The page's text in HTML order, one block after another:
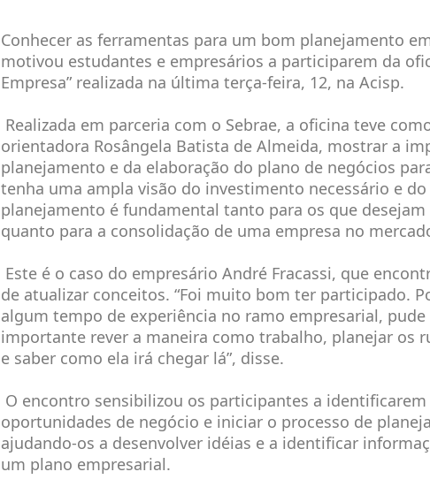
Conhecer as ferramentas para um bom planejamento
motivou estudantes e empresários a participarem da
Empresa” realizada na última terça-feira, 12, na Acisp.
Realizada em parceria com o Sebrae, a oficina teve
orientadora Rosângela Batista de Almeida, mostrar a
planejamento e da elaboração do plano de negócios
tenha uma ampla visão do investimento necessário e do
planejamento é fundamental tanto para os que
quanto para a consolidação de uma empresa no
Este é o caso do empresário André Fracassi, que
de atualizar conceitos. “Foi muito bom ter participado.
algum tempo de experiência no ramo empresarial,
importante rever a maneira como trabalho, planejar os
e saber como ela irá chegar lá”, disse.
O encontro sensibilizou os participantes a identificarem
oportunidades de negócio e iniciar o processo de
ajudando-os a desenvolver idéias e a identificar
um plano empresarial.